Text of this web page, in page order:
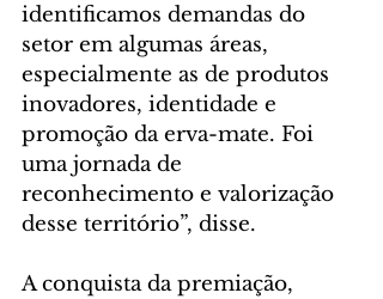
identificamos demandas do
setor em algumas áreas,
especialmente as de produtos
inovadores, identidade e
promoção da erva-mate. Foi
uma jornada de
reconhecimento e valorização
desse território”, disse.
A conquista da premiação,